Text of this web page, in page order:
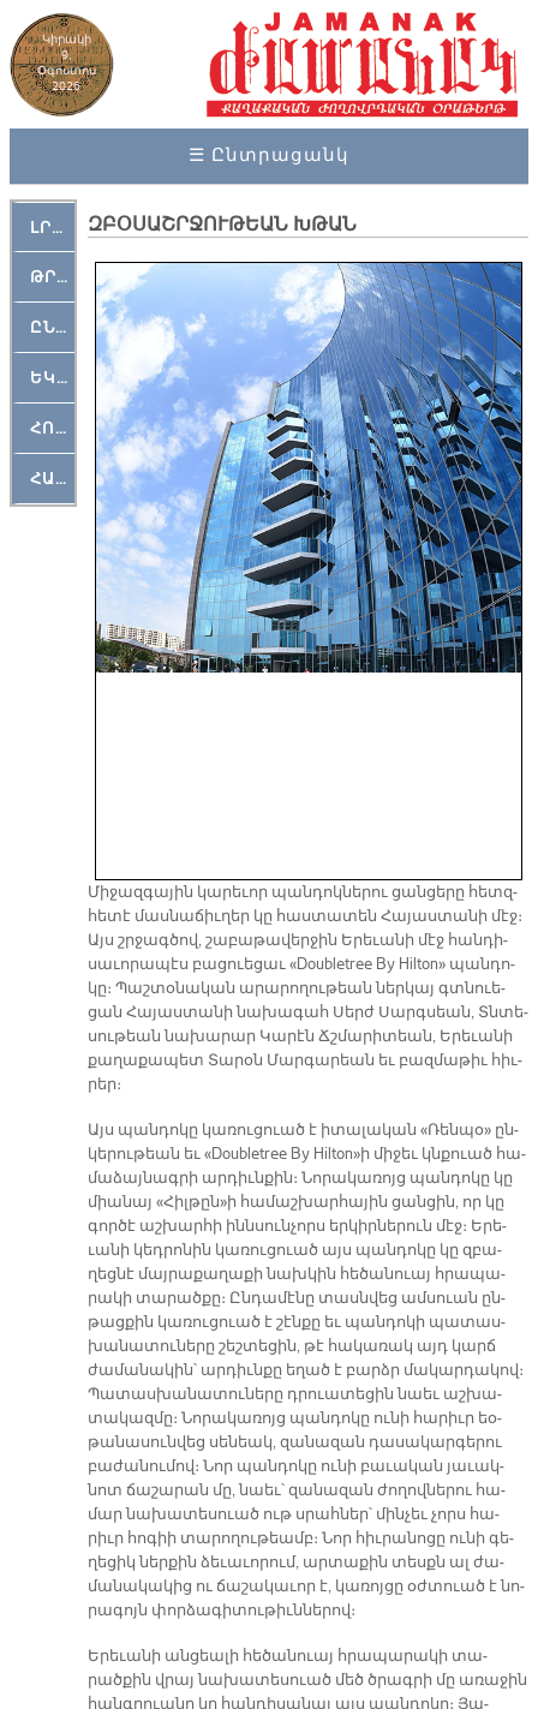
Կիրակի
9,
Օգոստոս
2026
☰ Ընտրացանկ
ԼՐԱՀՈՍ
ԹՐՔԱՀԱՅ ԿԵԱՆՔ
ԸՆԿԵՐԱՄՇԱԿՈՒԹԱՅԻՆ
ԵԿԵՂԵՑԱԿԱՆ
ՀՈԳԵՄՏԱՒՈՐ
ՀԱՐԹԱԿ
ԶԲՕՍԱՇՐՋՈՒԹԵԱՆ ԽԹԱՆ
Մի­ջազ­գա­յին կա­րե­ւոր պան­դոկ­նե­րու ցան­ցե­րը հետզ­
հե­տէ մաս­նա­ճիւ­ղեր կը հաս­տա­տեն Հա­յաս­տա­նի մէջ։
Այս շրջագ­ծով, շա­բա­թա­վեր­ջին Ե­րե­ւա­նի մէջ հան­դի­
սա­ւո­րա­պէս բա­ցուե­ցաւ «Doubletree By Hilton» պան­դո­
կը։ Պաշ­տօ­նա­կան ա­րա­րո­ղու­թեան ներ­կայ գտնուե­
ցան Հա­յաս­տա­նի նա­խա­գահ Սերժ Սարգ­սեան, Տնտե­
սու­թեան նա­խա­րար Կա­րէն Ճշմա­րի­տեան, Ե­րեւա­նի
քա­ղա­քա­պետ Տա­րօն Մար­գա­րեան եւ բազ­մա­թիւ հիւ­
րեր։
Այս պան­դո­կը կա­ռու­ցուած է ի­տա­լա­կան «Ռեն­պօ» ըն­
կե­րու­թեան եւ «Doubletree By Hilton»ի մի­ջեւ կնքուած հա­
մա­ձայ­նագ­րի ար­դիւն­քին։ Նո­րա­կա­ռոյց պան­դո­կը կը
միա­նայ «Հիլ­թըն»ի հա­մաշ­խար­հա­յին ցան­ցին, որ կը
գոր­ծէ աշ­խար­հի ինն­սուն­չորս եր­կիր­նե­րուն մէջ։ Ե­րե­
ւա­նի կեդ­րո­նին կա­ռու­ցուած այս պան­դո­կը կը զբա­
ղեց­նէ մայ­րա­քա­ղա­քի նախ­կին հե­ծա­նուայ հրա­պա­
րա­կի տա­րած­քը։ Ըն­դա­մէ­նը տասն­վեց ամ­սուան ըն­
թաց­քին կա­ռու­ցուած է շէն­քը եւ պան­դո­կի պա­տաս­
խա­նա­տու­նե­րը շեշ­տե­ցին, թէ հա­կառակ այդ կարճ
ժա­մա­նա­կին՝ ար­դիւն­քը ե­ղած է բարձր մա­կար­դա­կով։
Պա­տաս­խա­նա­տու­նե­րը դրուա­տե­ցին նաեւ աշ­խա­
տա­կազ­մը։ Նո­րա­կա­ռոյց պան­դո­կը ու­նի հա­րիւր եօ­
թա­նա­սուն­վեց սե­նեակ, զա­նա­զան դասա­կար­գե­րու
բա­ժա­նու­մով։ Նոր պան­դո­կը ու­նի բա­ւա­կան յա­ւակ­
նոտ ճա­շա­րան մը, նաեւ՝ զա­նա­զան ժո­ղով­նե­րու հա­
մար նա­խա­տե­սուած ութ սրահ­ներ՝ մին­չեւ չորս հա­
րիւր հո­գիի տա­րո­ղու­թեամբ։ Նոր հիւրա­նո­ցը ու­նի գե­
ղե­ցիկ ներ­քին ձե­ւա­ւո­րում, ար­տա­քին տեսքն ալ ժա­
մա­նա­կա­կից ու ճա­շա­կա­ւոր է, կա­ռոյ­ցը օժ­տուած է նո­
րա­գոյն փոր­ձա­գի­տու­թիւն­նե­րով։
Ե­րե­ւա­նի ան­ցեա­լի հե­ծա­նուայ հրա­պա­րա­կի տա­
րածքին վրայ նա­խա­տե­սուած մեծ ծրագ­րի մը ա­ռա­ջին
հանգ­րուա­նը կը հան­դի­սա­նայ այս պան­դո­կը։ Յա­